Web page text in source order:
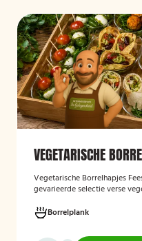
VEGETARISCHE
Vegetarische Borrelhapjes
gevarieerde selectie verse
vers bereid en verzorgd
genieten van een smaakvolle
borrelervaring.
Borrelplank